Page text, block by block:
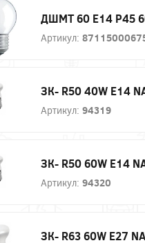
ДШМТ 60 Е14 P45
Артикул:
ЗК- R50 40W E14
Артикул: 94319
ЗК- R50 60W E14
Артикул: 94320
ЗК- R63 60W E27